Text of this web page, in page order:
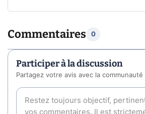
Commentaires 0
Participer à la discussion
Partagez votre avis avec la communauté